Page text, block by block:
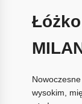
wysokim,